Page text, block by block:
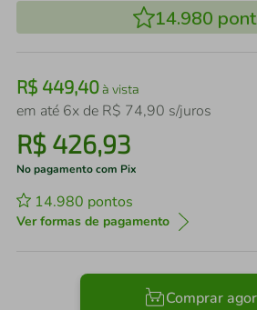
14.980
R$ 449,40à vista
em até 6x de R$ 74,90 s/juros
R$ 426,93
No pagamento com Pix
14.980 pontos
Ver formas de pagamento
Comprar